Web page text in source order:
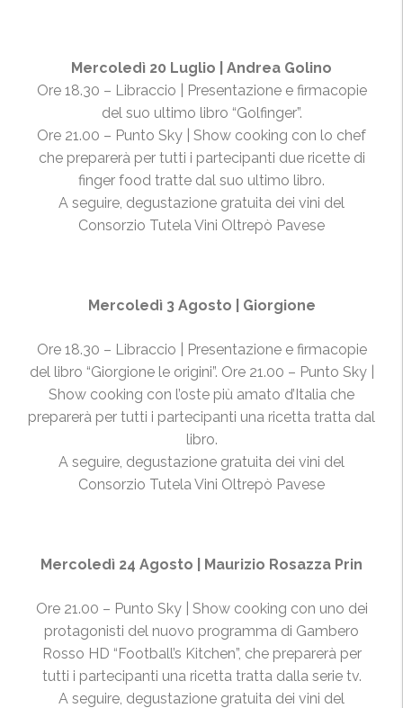
Mercoledì 20 Luglio | Andrea Golino
Ore 18.30 – Libraccio | Presentazione e firmacopie
del suo ultimo libro “Golfinger”.
Ore 21.00 – Punto Sky | Show cooking con lo chef
che preparerà per tutti i partecipanti due ricette di
finger food tratte dal suo ultimo libro.
A seguire, degustazione gratuita dei vini del
Consorzio Tutela Vini Oltrepò Pavese
Mercoledì 3 Agosto | Giorgione
Ore 18.30 – Libraccio | Presentazione e firmacopie
del libro “Giorgione le origini”. Ore 21.00 – Punto Sky |
Show cooking con l’oste più amato d’Italia che
preparerà per tutti i partecipanti una ricetta tratta dal
libro.
A seguire, degustazione gratuita dei vini del
Consorzio Tutela Vini Oltrepò Pavese
Mercoledì 24 Agosto | Maurizio Rosazza Prin
Ore 21.00 – Punto Sky | Show cooking con uno dei
protagonisti del nuovo programma di Gambero
Rosso HD “Football’s Kitchen”, che preparerà per
tutti i partecipanti una ricetta tratta dalla serie tv.
A seguire, degustazione gratuita dei vini del